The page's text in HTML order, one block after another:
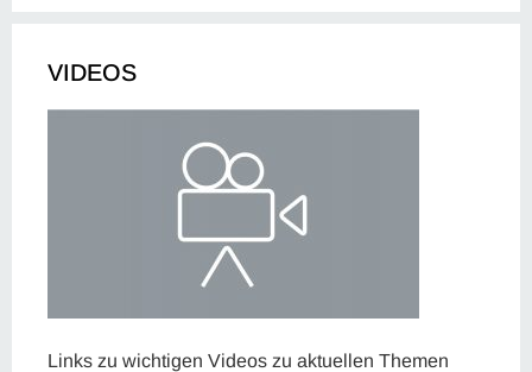
VIDEOS
Links zu wichtigen Videos zu aktuellen Themen